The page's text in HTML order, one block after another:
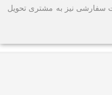
نیز به مشتری تحویل